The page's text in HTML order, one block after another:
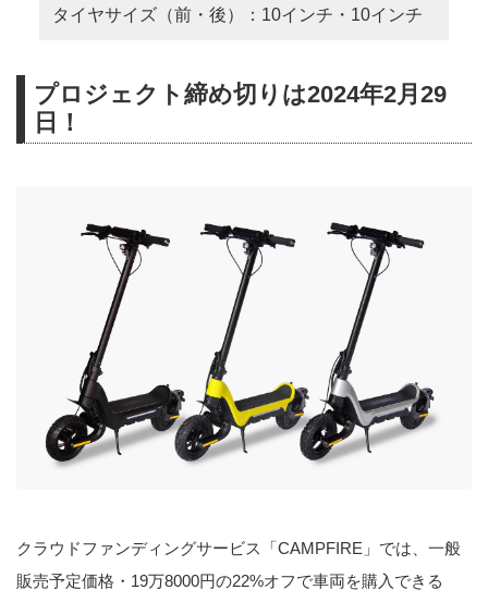
タイヤサイズ（前・後）：10インチ・10インチ
プロジェクト締め切りは2024年2月29
日！
クラウドファンディングサービス「CAMPFIRE」では、一般
販売予定価格・19万8000円の22%オフで車両を購入できる